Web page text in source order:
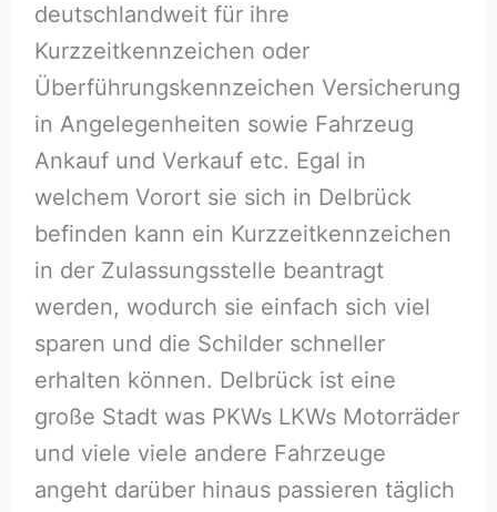
deutschlandweit für ihre
Kurzzeitkennzeichen oder
Überführungskennzeichen Versicherung
in Angelegenheiten sowie Fahrzeug
Ankauf und Verkauf etc. Egal in
welchem Vorort sie sich in Delbrück
befinden kann ein Kurzzeitkennzeichen
in der Zulassungsstelle beantragt
werden, wodurch sie einfach sich viel
sparen und die Schilder schneller
erhalten können. Delbrück ist eine
große Stadt was PKWs LKWs Motorräder
und viele viele andere Fahrzeuge
angeht darüber hinaus passieren täglich